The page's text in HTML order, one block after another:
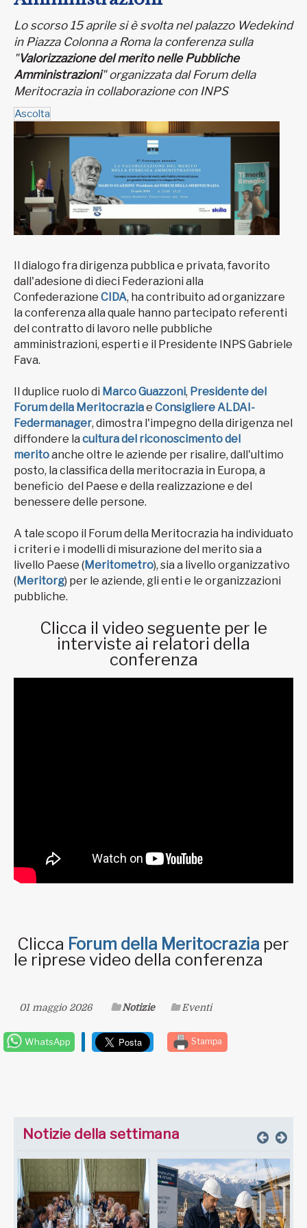
Lo scorso 15 aprile si è svolta nel palazzo Wedekind
in Piazza Colonna a Roma la conferenza sulla
"Valorizzazione del merito nelle Pubbliche
Amministrazioni" organizzata dal Forum della
Meritocrazia in collaborazione con INPS
Ascolta
Il dialogo fra dirigenza pubblica e privata, favorito
dall'adesione di dieci Federazioni alla
Confederazione CIDA, ha contribuito ad organizzare
la conferenza alla quale hanno partecipato referenti
del contratto di lavoro nelle pubbliche
amministrazioni, esperti e il Presidente INPS Gabriele
Fava.
Il duplice ruolo di Marco Guazzoni, Presidente del
Forum della Meritocraziae Consigliere ALDAI-
Federmanager, dimostra l'impegno della dirigenza nel
diffondere la cultura del riconoscimento del
meritoanche oltre le aziende per risalire, dall'ultimo
posto, la classifica della meritocrazia in Europa, a
beneficio del Paese e della realizzazione e del
benessere delle persone.
A tale scopo il Forum della Meritocrazia ha individuato
i criteri e i modelli di misurazione del merito sia a
livello Paese (Meritometro), sia a livello organizzativo
(Meritorg) per le aziende, gli enti e le organizzazioni
pubbliche.
Clicca il video seguente per le
interviste ai relatori della
conferenza
Clicca Forum della Meritocrazia per
le riprese video della conferenza
01 maggio 2026 Notizie Eventi
WhatsApp Stampa
Notizie della settimana